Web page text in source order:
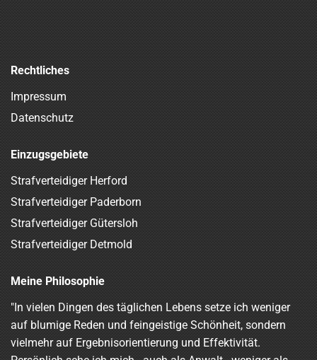
Rechtliches
Impressum
Datenschutz
Einzugsgebiete
Strafverteidiger Herford
Strafverteidiger Paderborn
Strafverteidiger Gütersloh
Strafverteidiger Detmold
Meine Philosophie
"In vielen Dingen des täglichen Lebens setze ich weniger
auf blumige Reden und feingeistige Schönheit, sondern
vielmehr auf Ergebnisorientierung und Effektivität.